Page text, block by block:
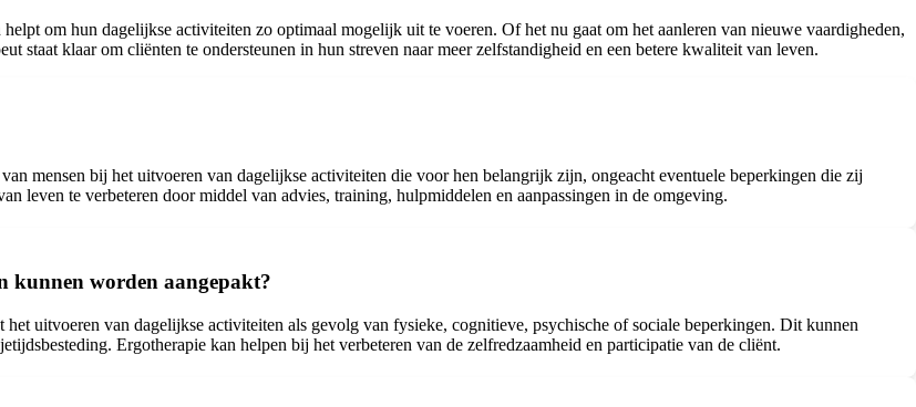
om hun dagelijkse activiteiten zo optimaal mogelijk uit te voeren. Of het nu gaat om het aanleren van nieuwe vaardigheden,
staat klaar om cliënten te ondersteunen in hun streven naar meer zelfstandigheid en een betere kwaliteit van leven.
mensen bij het uitvoeren van dagelijkse activiteiten die voor hen belangrijk zijn, ongeacht eventuele beperkingen die zij
leven te verbeteren door middel van advies, training, hulpmiddelen en aanpassingen in de omgeving.
kunnen worden aangepakt?
uitvoeren van dagelijkse activiteiten als gevolg van fysieke, cognitieve, psychische of sociale beperkingen. Dit kunnen
Ergotherapie kan helpen bij het verbeteren van de zelfredzaamheid en participatie van de cliënt.